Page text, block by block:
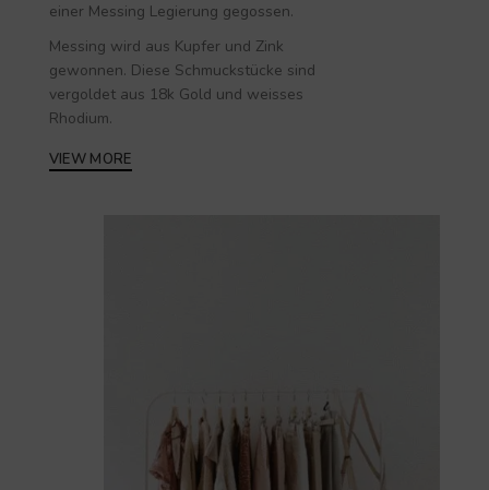
einer Messing Legierung gegossen.
Messing wird aus Kupfer und Zink
gewonnen. Diese Schmuckstücke sind
vergoldet aus 18k Gold und weisses
Rhodium.
VIEW MORE